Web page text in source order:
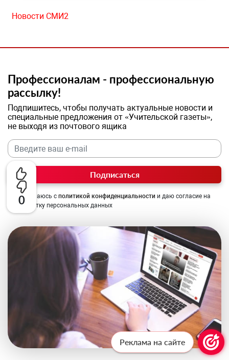
0
Новости СМИ2
Профессионалам - профессиональную
рассылку!
Подпишитесь, чтобы получать актуальные новости и
специальные предложения от «Учительской газеты»,
не выходя из почтового ящика
Подписаться
Соглашаюсь с политикой конфиденциальности и даю согласие на
обработку персональных данных
Реклама на сайте